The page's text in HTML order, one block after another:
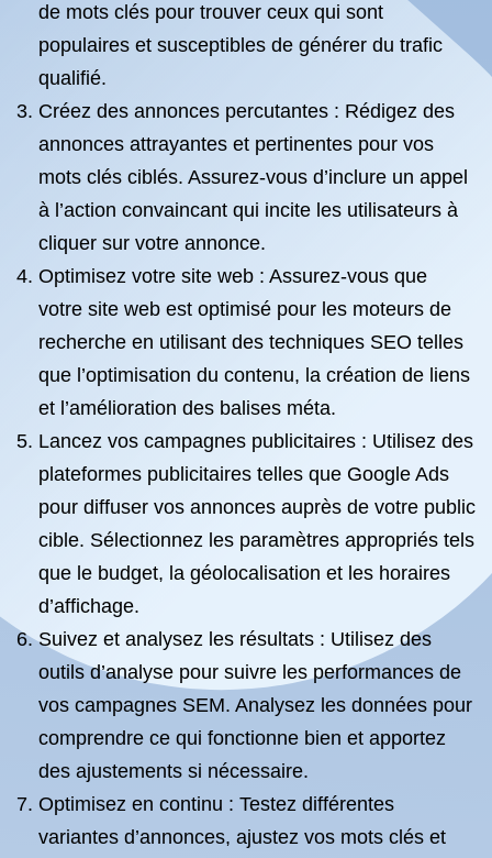
de mots clés pour trouver ceux qui sont
populaires et susceptibles de générer du trafic
qualifié.
Créez des annonces percutantes : Rédigez des
annonces attrayantes et pertinentes pour vos
mots clés ciblés. Assurez-vous d’inclure un appel
à l’action convaincant qui incite les utilisateurs à
cliquer sur votre annonce.
Optimisez votre site web : Assurez-vous que
votre site web est optimisé pour les moteurs de
recherche en utilisant des techniques SEO telles
que l’optimisation du contenu, la création de liens
et l’amélioration des balises méta.
Lancez vos campagnes publicitaires : Utilisez des
plateformes publicitaires telles que Google Ads
pour diffuser vos annonces auprès de votre public
cible. Sélectionnez les paramètres appropriés tels
que le budget, la géolocalisation et les horaires
d’affichage.
Suivez et analysez les résultats : Utilisez des
outils d’analyse pour suivre les performances de
vos campagnes SEM. Analysez les données pour
comprendre ce qui fonctionne bien et apportez
des ajustements si nécessaire.
Optimisez en continu : Testez différentes
variantes d’annonces, ajustez vos mots clés et